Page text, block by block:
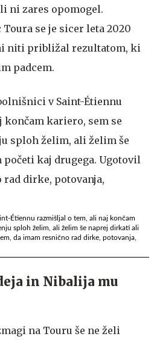
ni zares opomogel.
se je sicer leta 2020
niti približal rezultatom, ki
padcem.
Étiennu razmišljal o tem, ali naj končam
sploh želim, ali želim še naprej dirkati ali
da imam resnično rad dirke, potovanja,
in Nibalija mu
na Touru še ne želi